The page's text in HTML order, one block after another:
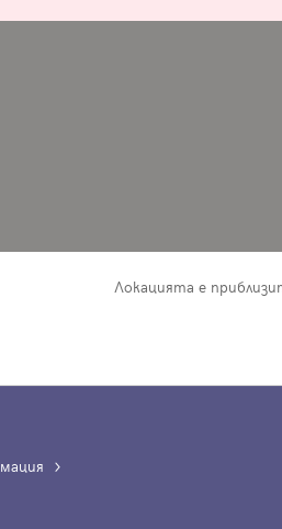
Локацията е